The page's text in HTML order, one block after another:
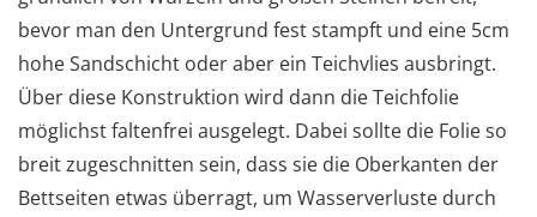
bevor man den Untergrund fest stampft und eine 5cm
hohe Sandschicht oder aber ein Teichvlies ausbringt.
Über diese Konstruktion wird dann die Teichfolie
möglichst faltenfrei ausgelegt. Dabei sollte die Folie so
breit zugeschnitten sein, dass sie die Oberkanten der
Bettseiten etwas überragt, um Wasserverluste durch